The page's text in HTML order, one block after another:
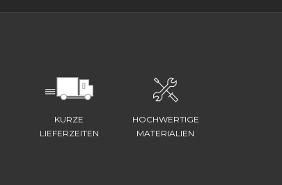
KURZE
LIEFERZEITEN
HOCHWERTIGE
MATERIALIEN